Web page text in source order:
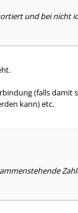
und bei nicht
(falls
kann) etc.